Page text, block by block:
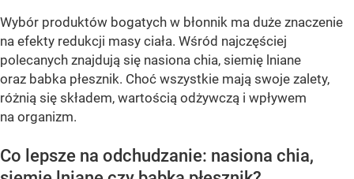
Wybór produktów bogatych w błonnik ma duże znaczenie
na efekty redukcji masy ciała. Wśród najczęściej
polecanych znajdują się nasiona chia, siemię lniane
oraz babka płesznik. Choć wszystkie mają swoje zalety,
różnią się składem, wartością odżywczą i wpływem
na organizm.
Co lepsze na odchudzanie: nasiona chia,